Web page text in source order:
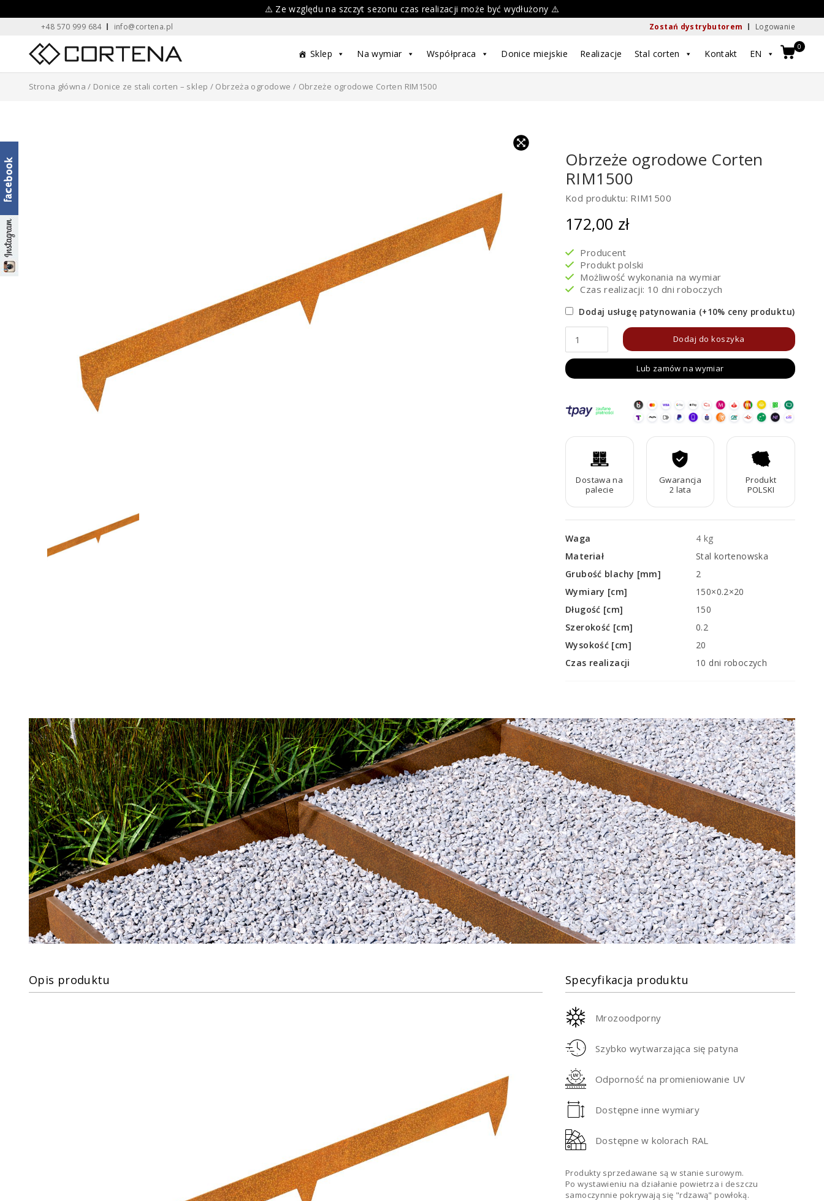
content
⚠️ Ze względu na szczyt sezonu czas realizacji może być wydłużony ⚠️
+48 570 999 684 info@cortena.pl Zostań dystrybutorem Logowanie
Home Sklep Na wymiar Współpraca Donice miejskie Realizacje Stal corten Kontakt EN
0
Strona główna / Donice ze stali corten – sklep / Obrzeża ogrodowe / Obrzeże ogrodowe Corten RIM1500
Obrzeże ogrodowe Corten
RIM1500
Kod produktu: RIM1500
172,00 zł
Producent
Produkt polski
Możliwość wykonania na wymiar
Czas realizacji: 10 dni roboczych
Dodaj usługę patynowania (+10% ceny produktu)
ilość
Obrzeże
ogrodowe
RIM1500
Dodaj do koszyka
Lub zamów na wymiar
Dostawa na
palecie
Gwarancja
2 lata
Produkt
POLSKI
Waga
4 kg
Materiał
Stal kortenowska
Grubość blachy [mm]
2
Wymiary [cm]
150×0.2×20
Długość [cm]
150
Szerokość [cm]
0.2
Wysokość [cm]
20
Czas realizacji
10 dni roboczych
Opis produktu Specyfikacja produktu
Mrozoodporny
Szybko wytwarzająca się patyna
Odporność na promieniowanie UV
Dostępne inne wymiary
Dostępne w kolorach RAL
Produkty sprzedawane są w stanie surowym.
Po wystawieniu na działanie powietrza i deszczu
samoczynnie pokrywają się "rdzawą" powłoką.